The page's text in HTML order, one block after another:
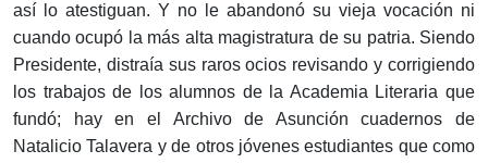
así lo atestiguan. Y no le abandonó su vieja vocación ni
cuando ocupó la más alta magistratura de su patria. Siendo
Presidente, distraía sus raros ocios revisando y corrigiendo
los trabajos de los alumnos de la Academia Literaria que
fundó; hay en el Archivo de Asunción cuadernos de
Natalicio Talavera y de otros jóvenes estudiantes que como